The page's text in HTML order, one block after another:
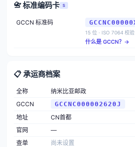
📇 标准编码卡 S
GCCN 标准码
15 位 · ISO 7064 校
什么是 GCCN？→
📋 承运商档案
全称
纳米比亚邮政
GCCN
GCCNC000002620J
地址
CN首都
官网
—
查单
尚未设置